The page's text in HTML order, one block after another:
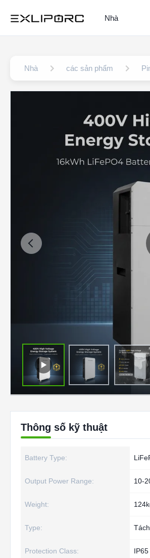
Nhà
Nhà các sản phẩm
Thông số kỹ thuật
Battery Type:
Output Power Range: 10-
Weight:
Type:
Protection Class: IP65